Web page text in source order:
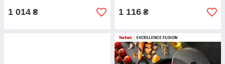
1 014 ₴ 1 116 ₴